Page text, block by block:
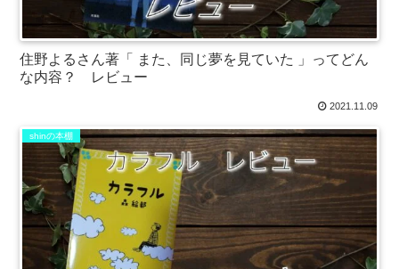
住野よるさん著「 また、同じ夢を見ていた 」ってどん
な内容？ レビュー
2021.11.09
shinの本棚